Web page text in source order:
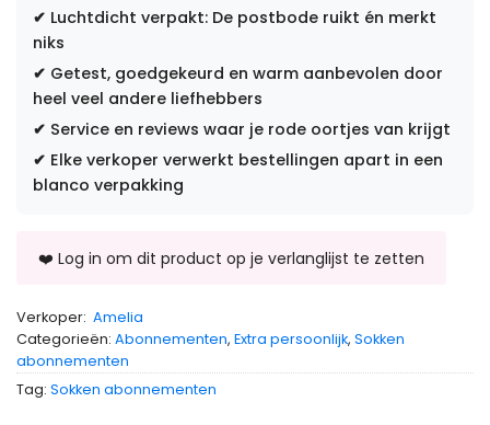
✔ Luchtdicht verpakt: De postbode ruikt én merkt
niks
✔ Getest, goedgekeurd en warm aanbevolen door
heel veel andere liefhebbers
✔ Service en reviews waar je rode oortjes van krijgt
✔ Elke verkoper verwerkt bestellingen apart in een
blanco verpakking
Verkoper: Amelia
Categorieën: Abonnementen, Extra persoonlijk, Sokken
abonnementen
Tag: Sokken abonnementen